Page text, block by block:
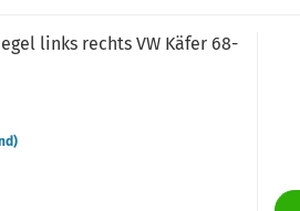
links rechts VW Käfer 68-